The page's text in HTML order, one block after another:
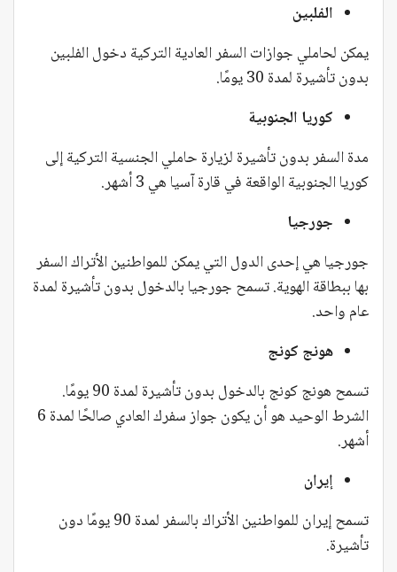
الفلبين
يمكن لحاملي جوازات السفر العادية التركية دخول الفلبين
بدون تأشيرة لمدة 30 يومًا.
كوريا الجنوبية
مدة السفر بدون تأشيرة لزيارة حاملي الجنسية التركية إلى
كوريا الجنوبية الواقعة في قارة آسيا هي 3 أشهر.
جورجيا
جورجيا هي إحدى الدول التي يمكن للمواطنين الأتراك السفر
بها ببطاقة الهوية. تسمح جورجيا بالدخول بدون تأشيرة لمدة
عام واحد.
هونج كونج
تسمح هونج كونج بالدخول بدون تأشيرة لمدة 90 يومًا.
الشرط الوحيد هو أن يكون جواز سفرك العادي صالحًا لمدة 6
أشهر.
إيران
تسمح إيران للمواطنين الأتراك بالسفر لمدة 90 يومًا دون
تأشيرة.